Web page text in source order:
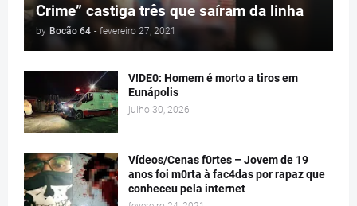
Crime” castiga três que saíram da linha
by Bocão 64 - fevereiro 27, 2021
V!DE0: Homem é morto a tiros em
Eunápolis
julho 30, 2026
Vídeos/Cenas f0rtes – Jovem de 19
anos foi m0rta à fac4das por rapaz que
conheceu pela internet